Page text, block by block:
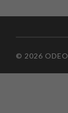
© 2026